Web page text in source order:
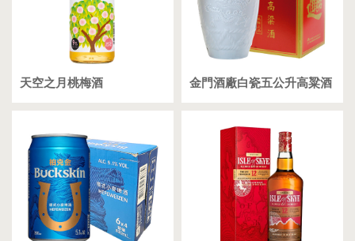
天空之月桃梅酒 金門酒廠白瓷五公升高粱酒